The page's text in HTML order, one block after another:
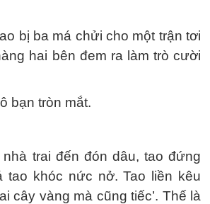
bị ba má chửi cho một trận tơi
hai bên đem ra làm trò cười
bạn tròn mắt.
trai đến đón dâu, tao đứng
tao khóc nức nở. Tao liền kêu
cây vàng mà cũng tiếc’. Thế là